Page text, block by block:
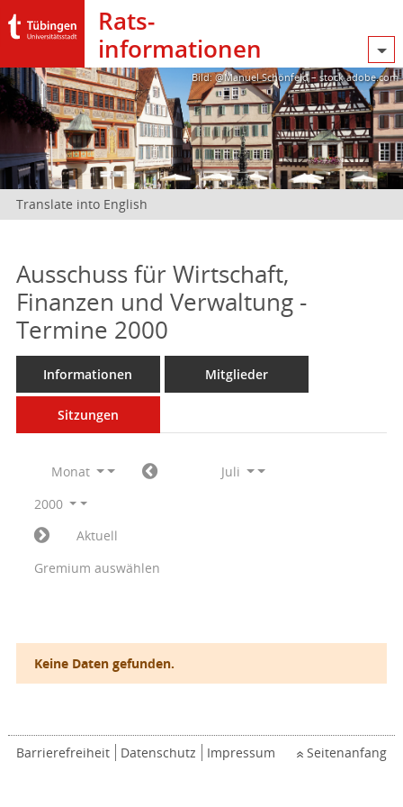
Rats­
informationen
Bild: @Manuel Schönfeld – stock.adobe.com
Translate into English
Ausschuss für Wirtschaft,
Finanzen und Verwaltung -
Termine 2000
Informationen Mitglieder
Sitzungen
Monat
Juli
2000
Aktuell
Gremium auswählen
Keine Daten gefunden.
Barrierefreiheit Datenschutz Impressum Seitenanfang